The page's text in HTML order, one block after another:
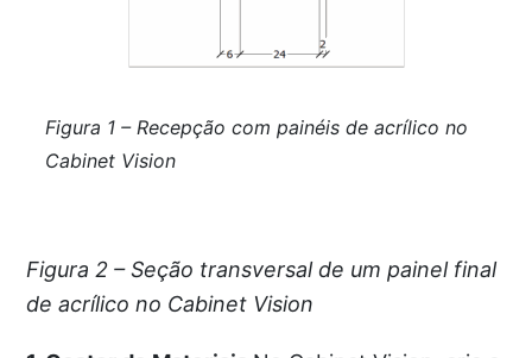
Figura 1 – Recepção com painéis de acrílico no
Cabinet Vision
Figura 2 – Seção transversal de um painel final
de acrílico no Cabinet Vision